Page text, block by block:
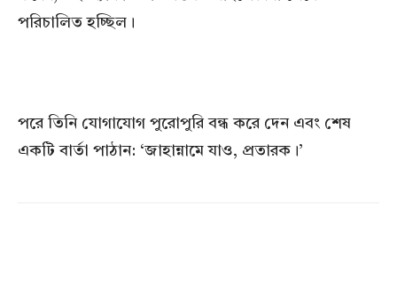
পরিচালিত হচ্ছিল।
পরে তিনি যোগাযোগ পুরোপুরি বন্ধ করে দেন এবং শেষ
একটি বার্তা পাঠান: ‘জাহান্নামে যাও, প্রতারক।’